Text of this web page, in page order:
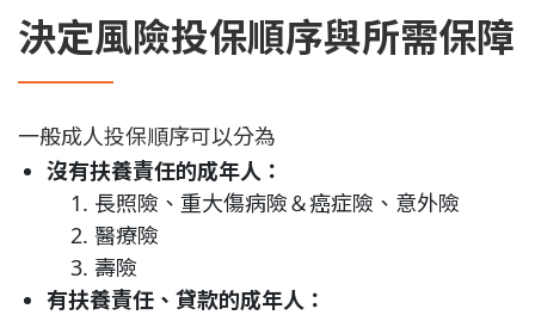
決定風險投保順序與所需保障
一般成人投保順序可以分為
沒有扶養責任的成年人：
長照險、重大傷病險＆癌症險、意外險
醫療險
壽險
有扶養責任、貸款的成年人：